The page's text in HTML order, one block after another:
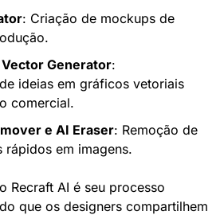
: Criação de mockups de
Generator:
ideias em gráficos vetoriais
comercial.
e AI Eraser: Remoção de
rápidos em imagens.
Recraft AI é seu processo
que os designers compartilhem